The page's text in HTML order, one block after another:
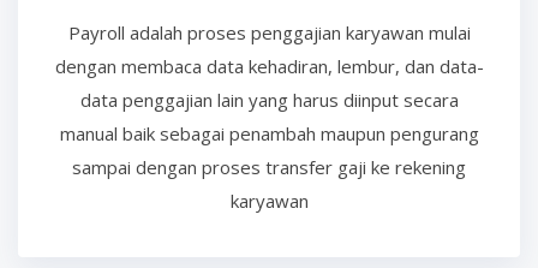
Payroll adalah proses penggajian karyawan mulai
dengan membaca data kehadiran, lembur, dan data-
data penggajian lain yang harus diinput secara
manual baik sebagai penambah maupun pengurang
sampai dengan proses transfer gaji ke rekening
karyawan